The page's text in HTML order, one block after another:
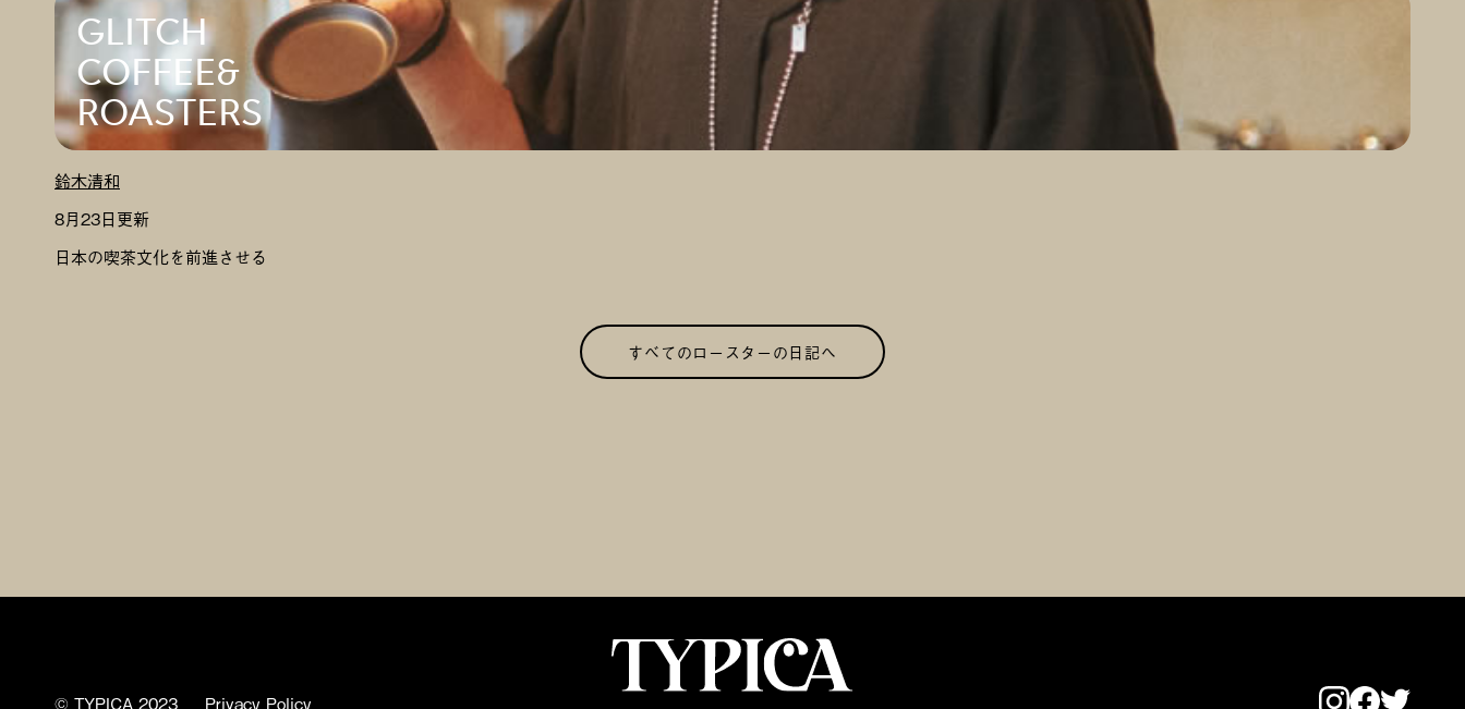
GLITCH
COFFEE&
ROASTERS
鈴木清和
8月23日更新
日本の喫茶文化を前進させる
すべてのロースターの日記へ
© TYPICA 2023 Privacy Policy